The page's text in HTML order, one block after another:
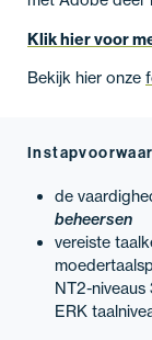
Klik hier voor
Bekijk hier onze
de
beheersen
vereiste
NT2-niveaus
ERK